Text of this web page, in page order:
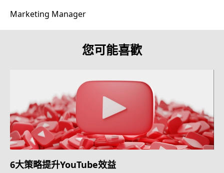
Marketing Manager
您可能喜歡
6大策略提升YouTube效益